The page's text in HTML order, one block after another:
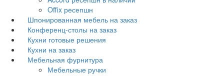
Offix ресепшн
Шпонированная мебель на заказ
Конференц-столы на заказ
Кухни готовые решения
Кухни на заказ
Мебельная фурнитура
Мебельные ручки